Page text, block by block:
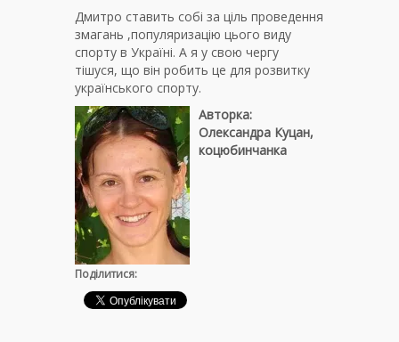
Дмитро ставить собі за ціль проведення
змагань ,популяризацію цього виду
спорту в Україні. А я у свою чергу
тішуся, що він робить це для розвитку
українського спорту.
Авторка:
Олександра Куцан,
коцюбинчанка
Поділитися: